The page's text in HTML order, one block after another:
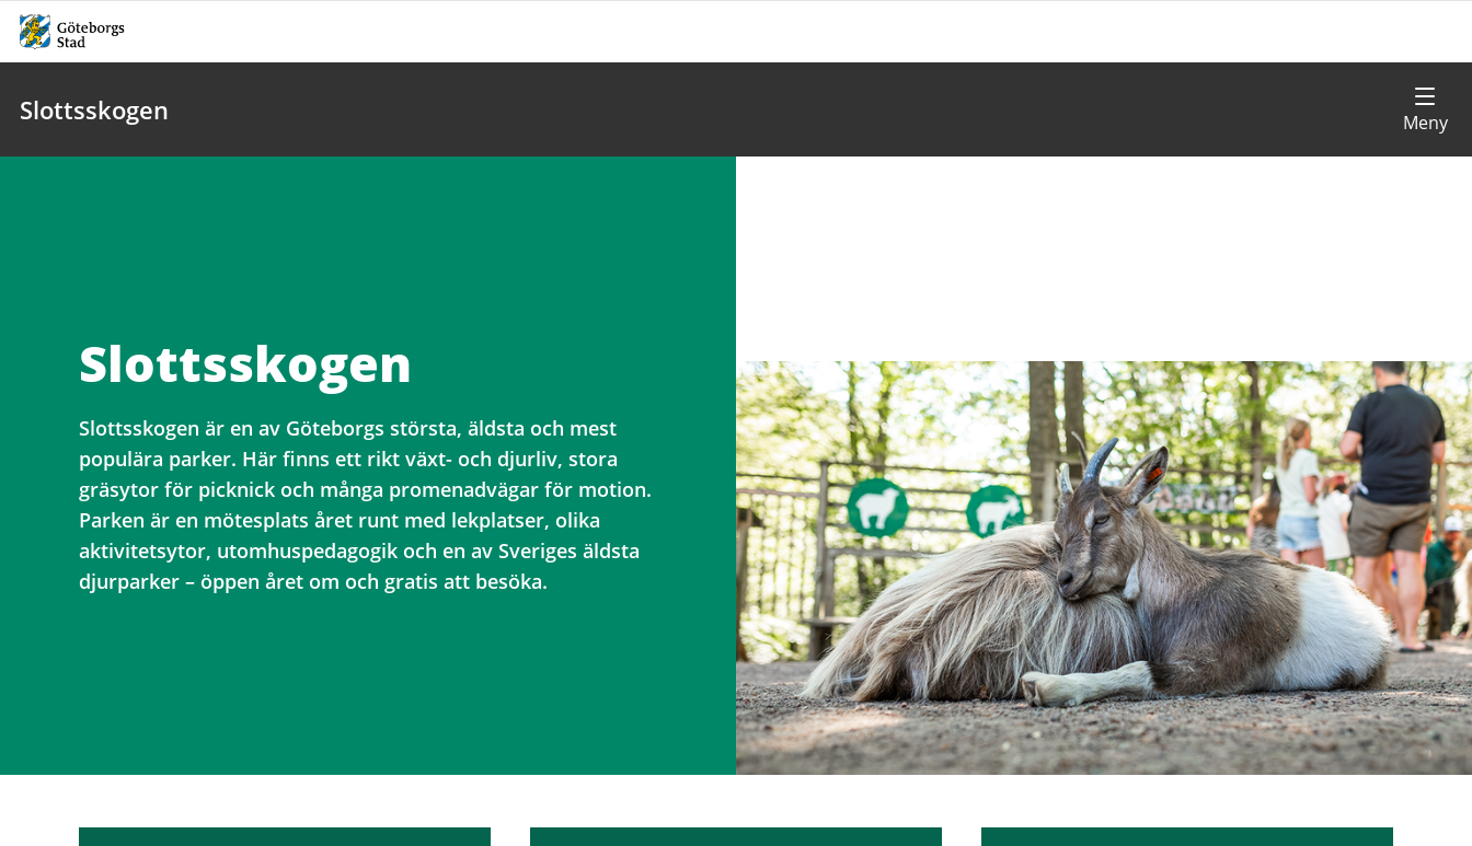
Slottsskogen
Slottsskogen
Slottsskogen är en av Göteborgs största, äldsta och mest
populära parker. Här finns ett rikt växt- och djurliv, stora
gräsytor för picknick och många promenadvägar för motion.
Parken är en mötesplats året runt med lekplatser, olika
aktivitetsytor, utomhuspedagogik och en av Sveriges äldsta
djurparker – öppen året om och gratis att besöka.